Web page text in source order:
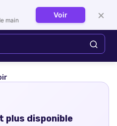
Se connecter
plus disponible
main
Voir ×